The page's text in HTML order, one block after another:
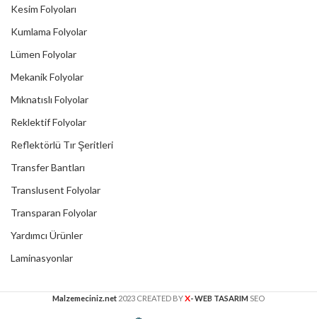
Kesim Folyoları
Kumlama Folyolar
Lümen Folyolar
Mekanik Folyolar
Mıknatıslı Folyolar
Reklektif Folyolar
Reflektörlü Tır Şeritleri
Transfer Bantları
Translusent Folyolar
Transparan Folyolar
Yardımcı Ürünler
Laminasyonlar
Malzemeciniz.net 2023 CREATED BYX- WEB TASARIM SEO